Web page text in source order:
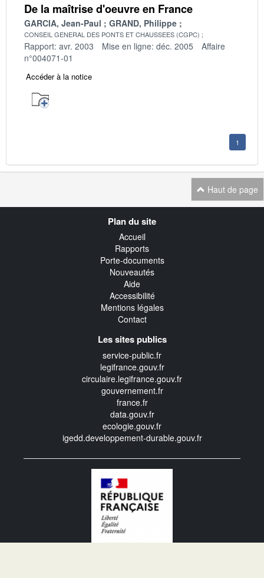
De la maîtrise d'oeuvre en France
GARCIA, Jean-Paul GRAND, Philippe
CONSEIL GENERAL DES PONTS ET CHAUSSEES (CGPC)
Rapport: avr. 2003 Mise en ligne: déc. 2005
Affaire
n°004071-01
Accéder à la notice
1
Haut de page
Plan du site
Accueil
Rapports
Porte-documents
Nouveautés
Aide
Accessibilité
Mentions légales
Contact
Les sites publics
service-public.fr
legifrance.gouv.fr
circulaire.legifrance.gouv.fr
gouvernement.fr
france.fr
data.gouv.fr
ecologie.gouv.fr
igedd.developpement-durable.gouv.fr